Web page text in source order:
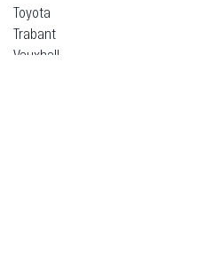
Toyota
Trabant
Vauxhall